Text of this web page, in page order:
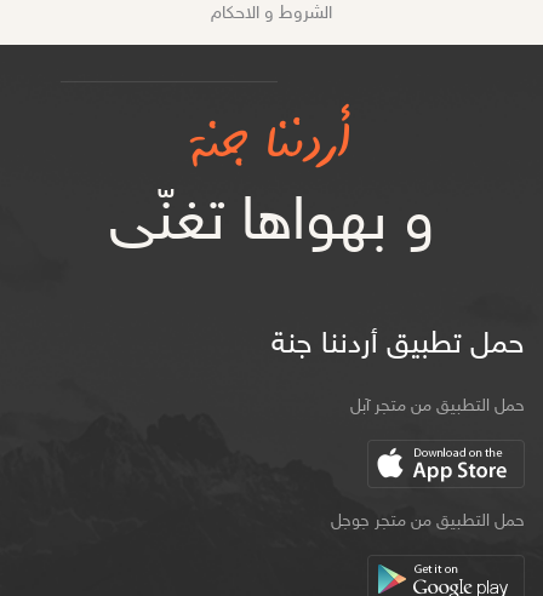
الشروط و الاحكام
أردننا جنة
و بهواها تغنّى
حمل تطبيق أردننا جنة
حمل التطبيق من متجر آبل
حمل التطبيق من متجر جوجل